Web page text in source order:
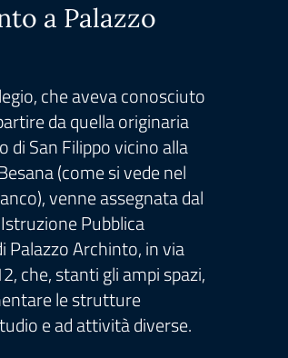
a Palazzo
che aveva conosciuto
da quella originaria
di San Filippo vicino alla
(come si vede nel
venne assegnata dal
Pubblica
Palazzo Archinto, in via
che, stanti gli ampi spazi,
le strutture
e ad attività diverse.